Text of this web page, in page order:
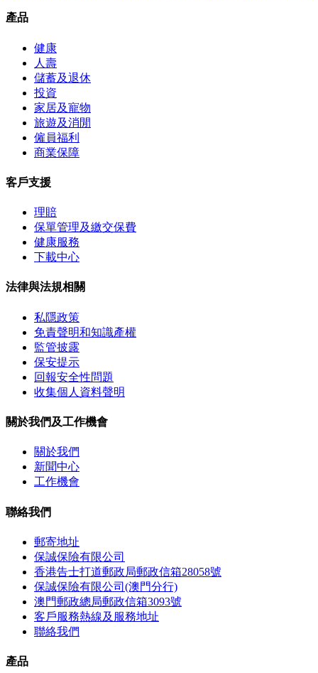
產品
健康
人壽
儲蓄及退休
投資
家居及寵物
旅遊及消閒
僱員福利
商業保障
客戶支援
理賠
保單管理及繳交保費
健康服務
下載中心
法律與法規相關
私隱政策
免責聲明和知識產權
監管披露
保安提示
回報安全性問題
收集個人資料聲明
關於我們及工作機會
關於我們
新聞中心
工作機會
聯絡我們
郵寄地址
保誠保險有限公司
香港告士打道郵政局郵政信箱28058號
保誠保險有限公司(澳門分行)
澳門郵政總局郵政信箱3093號
客戶服務熱線及服務地址
聯絡我們
產品